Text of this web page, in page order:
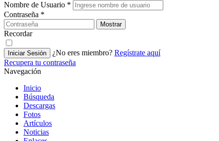
Nombre de Usuario *
Contraseña *
Mostrar
Recordar
Iniciar Sesión ¿No eres miembro? Regístrate aquí
Recupera tu contraseña
Navegación
Inicio
Búsqueda
Descargas
Fotos
Artículos
Noticias